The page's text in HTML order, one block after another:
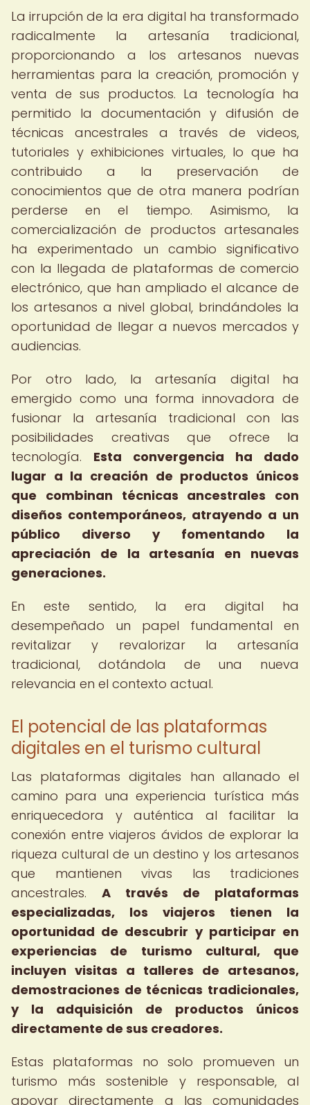
La irrupción de la era digital ha transformado
radicalmente la artesanía tradicional,
proporcionando a los artesanos nuevas
herramientas para la creación, promoción y
venta de sus productos. La tecnología ha
permitido la documentación y difusión de
técnicas ancestrales a través de videos,
tutoriales y exhibiciones virtuales, lo que ha
contribuido a la preservación de
conocimientos que de otra manera podrían
perderse en el tiempo. Asimismo, la
comercialización de productos artesanales
ha experimentado un cambio significativo
con la llegada de plataformas de comercio
electrónico, que han ampliado el alcance de
los artesanos a nivel global, brindándoles la
oportunidad de llegar a nuevos mercados y
audiencias.
Por otro lado, la artesanía digital ha
emergido como una forma innovadora de
fusionar la artesanía tradicional con las
posibilidades creativas que ofrece la
tecnología. Esta convergencia ha dado
lugar a la creación de productos únicos
que combinan técnicas ancestrales con
diseños contemporáneos, atrayendo a un
público diverso y fomentando la
apreciación de la artesanía en nuevas
generaciones.
En este sentido, la era digital ha
desempeñado un papel fundamental en
revitalizar y revalorizar la artesanía
tradicional, dotándola de una nueva
relevancia en el contexto actual.
El potencial de las plataformas
digitales en el turismo cultural
Las plataformas digitales han allanado el
camino para una experiencia turística más
enriquecedora y auténtica al facilitar la
conexión entre viajeros ávidos de explorar la
riqueza cultural de un destino y los artesanos
que mantienen vivas las tradiciones
ancestrales. A través de plataformas
especializadas, los viajeros tienen la
oportunidad de descubrir y participar en
experiencias de turismo cultural, que
incluyen visitas a talleres de artesanos,
demostraciones de técnicas tradicionales,
y la adquisición de productos únicos
directamente de sus creadores.
Estas plataformas no solo promueven un
turismo más sostenible y responsable, al
apoyar directamente a las comunidades